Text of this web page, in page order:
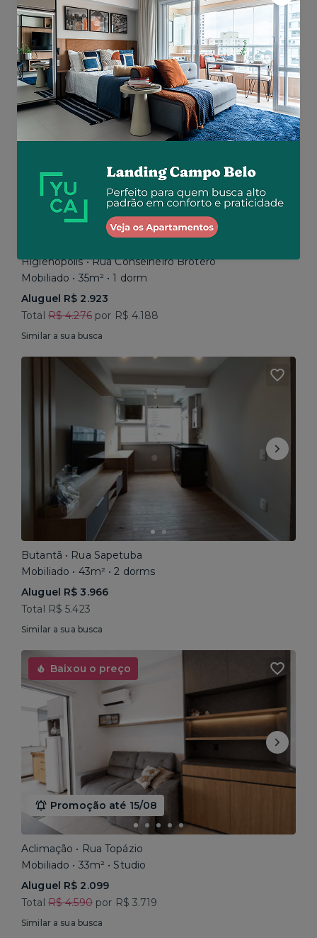
Aluguel R$ 16.192
Total R$ 22.464
Similar a sua busca
Baixou o preço
Promoção até 15/08
Higienópolis • Rua Conselheiro Brotero
Mobiliado • 35m² • 1 dorm
Aluguel R$ 2.923
Total R$ 4.276por R$ 4.188
Similar a sua busca
Butantã • Rua Sapetuba
Mobiliado • 43m² • 2 dorms
Aluguel R$ 3.966
Total R$ 5.423
Similar a sua busca
Baixou o preço
Promoção até 15/08
Aclimação • Rua Topázio
Mobiliado • 33m² • Studio
Aluguel R$ 2.099
Total R$ 4.590por R$ 3.719
Similar a sua busca